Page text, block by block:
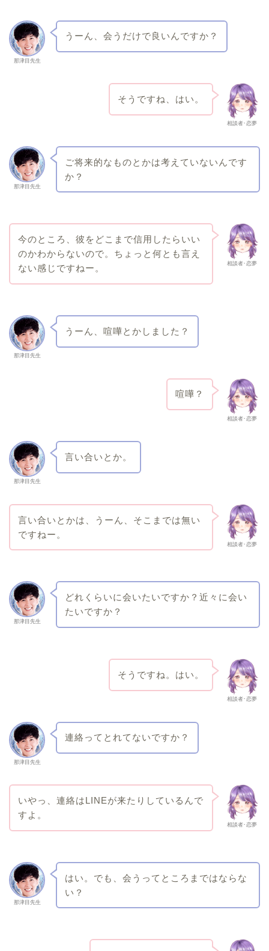
那津目先生
うーん、会うだけで良いんですか？
相談者･恋夢
そうですね、はい。
那津目先生
ご将来的なものとかは考えていないんです
か？
相談者･恋夢
今のところ、彼をどこまで信用したらいい
のかわからないので。ちょっと何とも言え
ない感じですねー。
那津目先生
うーん、喧嘩とかしました？
相談者･恋夢
喧嘩？
那津目先生
言い合いとか。
相談者･恋夢
言い合いとかは、うーん、そこまでは無い
ですねー。
那津目先生
どれくらいに会いたいですか？近々に会い
たいですか？
相談者･恋夢
そうですね。はい。
那津目先生
連絡ってとれてないですか？
相談者･恋夢
いやっ、連絡はLINEが来たりしているんで
すよ。
那津目先生
はい。でも、会うってところまではならな
い？